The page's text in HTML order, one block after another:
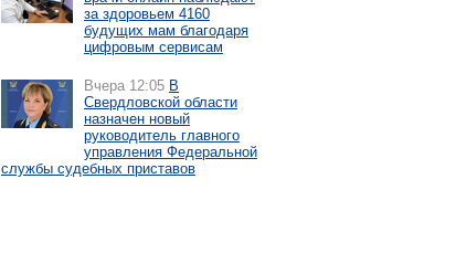
за здоровьем 4160
будущих мам благодаря
цифровым сервисам
Вчера 12:05 В
Свердловской области
назначен новый
руководитель главного
управления Федеральной
службы судебных приставов